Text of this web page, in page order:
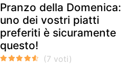
Pranzo della Domenica:
uno dei vostri piatti
preferiti è sicuramente
questo!